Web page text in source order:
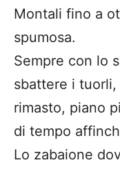
Montali fino a
spumosa.
Sempre con lo
sbattere i
rimasto, piano
di tempo
Lo zabaione